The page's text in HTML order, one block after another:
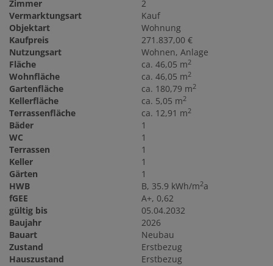
Zimmer
2
Vermarktungsart
Kauf
Objektart
Wohnung
Kaufpreis
271.837,00 €
Nutzungsart
Wohnen Anlage
Fläche
ca. 46,05 m2
Wohnfläche ca. 46,05 m2
Gartenfläche ca. 180,79 m2
Kellerfläche ca. 5,05 m2
Terrassenfläche ca. 12,91 m2
Bäder
1
WC
1
Terrassen
1
Keller
1
Gärten
1
HWB
B, 35.9 kWh/m2a
fGEE
A+, 0,62
gültig bis
05.04.2032
Baujahr
2026
Bauart
Neubau
Zustand
Erstbezug
Hauszustand
Erstbezug